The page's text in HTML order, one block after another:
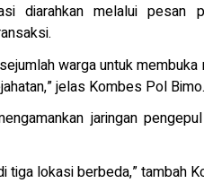
diarahkan melalui pesan
warga untuk
jelas Kombes Pol Bimo.
jaringan
tiga lokasi berbeda,” tambah